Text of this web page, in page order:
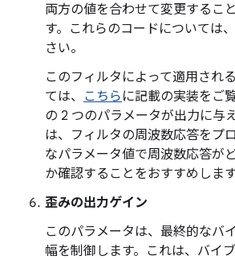
両方の値を合わせて変更するこ
す。これらのコードについては、
さい。
このフィルタによって適用され
ては、 こちら に記載の実装をご
の 2 つのパラメータが出力に与
は、フィルタの周波数応答をプ
なパラメータ値で周波数応答が
か確認することをおすすめします
歪みの出力ゲイン
このパラメータは、最終的なバ
幅を制御します。これは、バイ